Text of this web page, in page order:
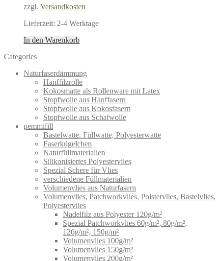
zzgl. Versandkosten
Lieferzeit: 2-4 Werktage
In den Warenkorb
Categories
Naturfaserdämmung
Hanffilzrolle
Kokosmatte als Rollenware mit Latex
Stopfwolle aus Hanffasern
Stopfwolle aus Kokosfasern
Stopfwolle aus Schafwolle
pemmifill
Bastelwatte. Füllwatte, Polyesterwatte
Faserkügelchen
Naturfüllmaterialien
Silikonisiertes Polyestervlies
Spezial Schere für Vlies
verschiedene Füllmaterialien
Volumenvlies aus Naturfasern
Volumenvlies, Patchworkvlies, Polstervlies, Bastelvlies,
Polyestervlies
Nadelfilz aus Polyester 120g/m²
Spezial Patchworkvlies 60g/m², 80g/m²,
120g/m², 150g/m²
Volumenvlies 100g/m²
Volumenvlies 150g/m²
Volumenvlies 200g/m²